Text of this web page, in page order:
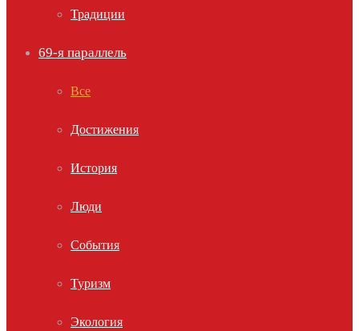
Традиции
69-я параллель
Все
Достижения
История
Люди
События
Туризм
Экология